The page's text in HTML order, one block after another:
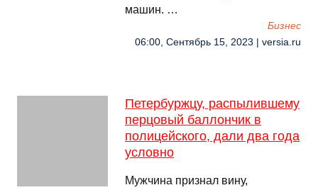
машин. …
Бизнес
06:00, Сентябрь 15, 2023 | versia.ru
Петербуржцу, распылившему
перцовый баллончик в
полицейского, дали два года
условно
Мужчина признал вину,